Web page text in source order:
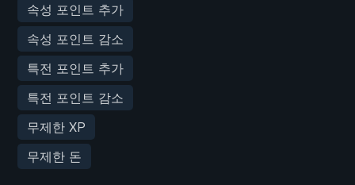
속성 포인트 추가
속성 포인트 감소
특전 포인트 추가
특전 포인트 감소
무제한 XP
무제한 돈